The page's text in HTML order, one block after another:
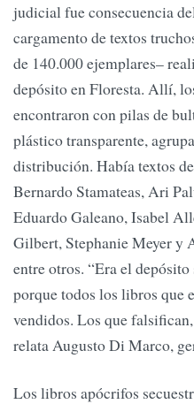
judicial fue consecuencia
cargamento de textos
de 140.000 ejemplares–
depósito en Floresta. Allí,
encontraron con pilas de
plástico transparente,
distribución. Había textos
Bernardo Stamateas, Ari
Eduardo Galeano, Isabel
Gilbert, Stephanie Meyer y
entre otros. “Era el
porque todos los libros que
vendidos. Los que
relata Augusto Di Marco,
Los libros apócrifos